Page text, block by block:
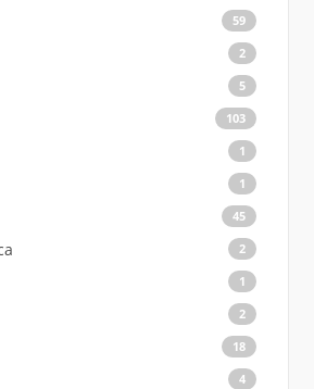
59
2
5
103
1
1
45
2
1
2
18
4